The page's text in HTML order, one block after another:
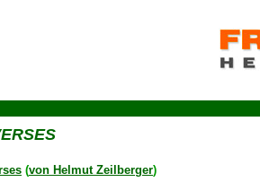
(von Helmut Zeilberger)